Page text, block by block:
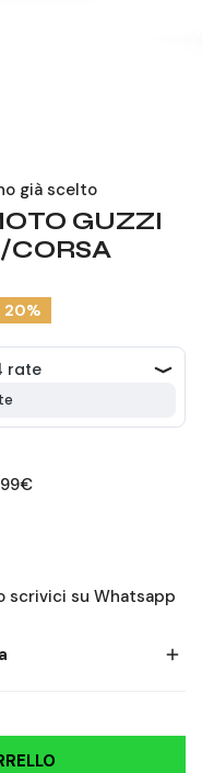
già scelto
GUZZI
CORSA
20%
scrivici su Whatsapp
per questo